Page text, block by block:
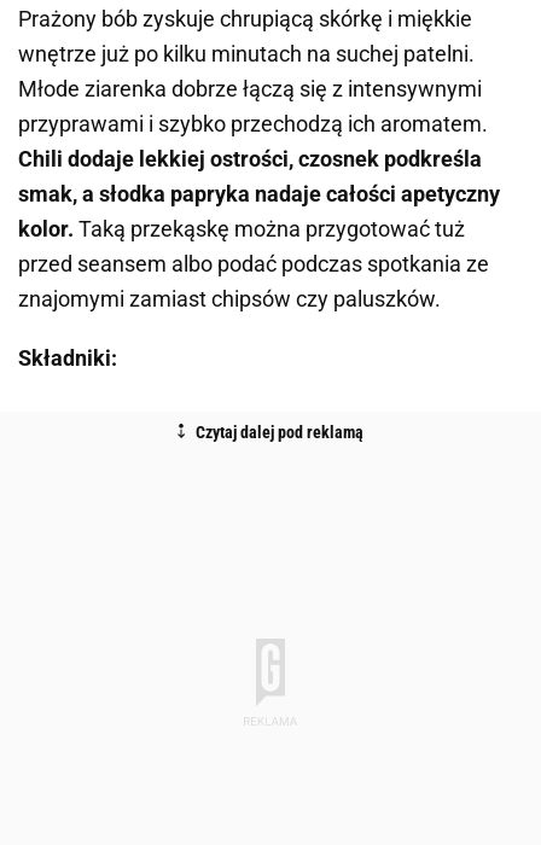
Prażony bób zyskuje chrupiącą skórkę i miękkie
wnętrze już po kilku minutach na suchej patelni.
Młode ziarenka dobrze łączą się z intensywnymi
przyprawami i szybko przechodzą ich aromatem.
Chili dodaje lekkiej ostrości, czosnek podkreśla
smak, a słodka papryka nadaje całości apetyczny
kolor. Taką przekąskę można przygotować tuż
przed seansem albo podać podczas spotkania ze
znajomymi zamiast chipsów czy paluszków.
Składniki: